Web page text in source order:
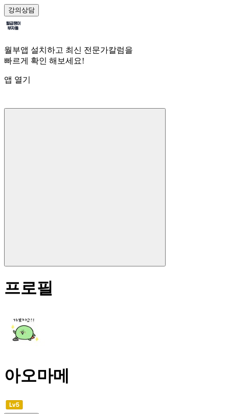
강의상담
월부앱 설치하고 최신 전문가칼럼을
빠르게 확인 해보세요!
앱 열기
프로필
아오마메